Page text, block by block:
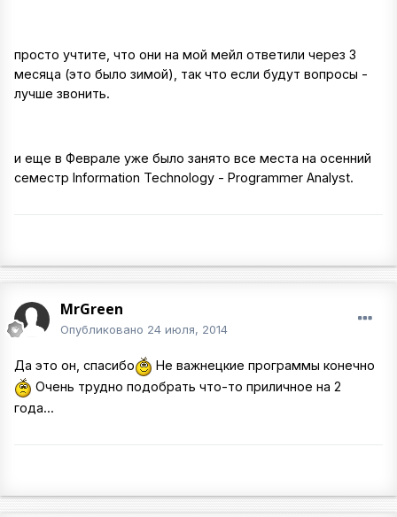
просто учтите, что они на мой мейл ответили через 3
месяца (это было зимой), так что если будут вопросы -
лучше звонить.
и еще в Феврале уже было занято все места на осенний
семестр Information Technology - Programmer Analyst.
MrGreen
Опубликовано 24 июля, 2014
Да это он, спасибо
Не важнецкие программы конечно
Очень трудно подобрать что-то приличное на 2
года...